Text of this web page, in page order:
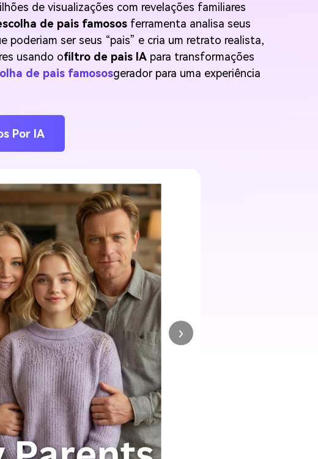
de visualizações com revelações familiares
de pais famososferramenta analisa seus
poderiam ser seus “pais” e cria um retrato realista,
usando ofiltro de pais IA para transformações
de pais famososgerador para uma experiência
Por IA
›